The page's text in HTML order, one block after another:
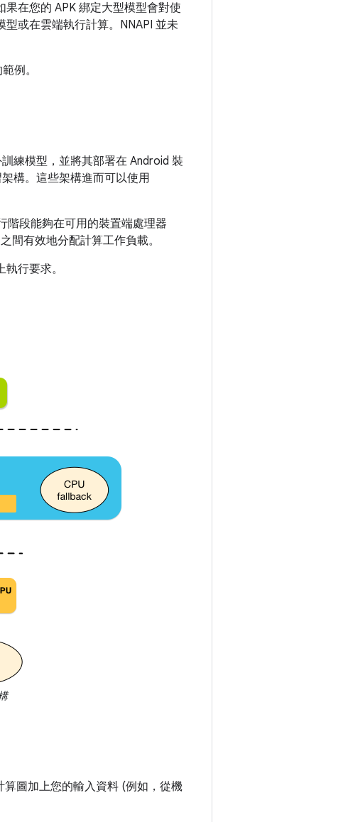
在您的 APK 綁定大型模型會對使
或在雲端執行計算。NNAPI 並未
例。
練模型，並將其部署在 Android 裝
構。這些架構進而可以使用
階段能夠在可用的裝置端處理器
間有效地分配計算工作負載。
行要求。
圖加上您的輸入資料 (例如，從機